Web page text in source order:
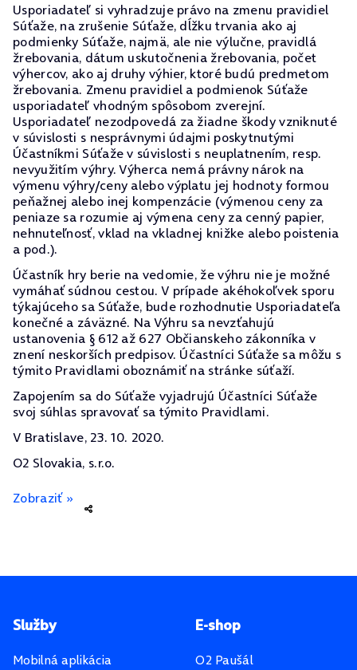
Usporiadateľ si vyhradzuje právo na zmenu pravidiel
Súťaže, na zrušenie Súťaže, dĺžku trvania ako aj
podmienky Súťaže, najmä, ale nie výlučne, pravidlá
žrebovania, dátum uskutočnenia žrebovania, počet
výhercov, ako aj druhy výhier, ktoré budú predmetom
žrebovania. Zmenu pravidiel a podmienok Súťaže
usporiadateľ vhodným spôsobom zverejní.
Usporiadateľ nezodpovedá za žiadne škody vzniknuté
v súvislosti s nesprávnymi údajmi poskytnutými
Účastníkmi Súťaže v súvislosti s neuplatnením, resp.
nevyužitím výhry. Výherca nemá právny nárok na
výmenu výhry/ceny alebo výplatu jej hodnoty formou
peňažnej alebo inej kompenzácie (výmenou ceny za
peniaze sa rozumie aj výmena ceny za cenný papier,
nehnuteľnosť, vklad na vkladnej knižke alebo poistenia
a pod.).
Účastník hry berie na vedomie, že výhru nie je možné
vymáhať súdnou cestou. V prípade akéhokoľvek sporu
týkajúceho sa Súťaže, bude rozhodnutie Usporiadateľa
konečné a záväzné. Na Výhru sa nevzťahujú
ustanovenia § 612 až 627 Občianskeho zákonníka v
znení neskorších predpisov. Účastníci Súťaže sa môžu s
týmito Pravidlami oboznámiť na stránke súťaží.
Zapojením sa do Súťaže vyjadrujú Účastníci Súťaže
svoj súhlas spravovať sa týmito Pravidlami.
V Bratislave, 23. 10. 2020.
O2 Slovakia, s.r.o.
Zobraziť »
Pätička stránky
Služby
Mobilná aplikácia
E-shop
O2 Paušál